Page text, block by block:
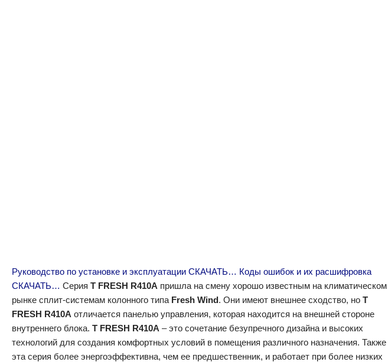
Руководство по установке и эксплуатации СКАЧАТЬ… Коды ошибок и их расшифровка
СКАЧАТЬ… Серия T FRESH R410A пришла на смену хорошо известным на климатическом
рынке сплит-системам колонного типа Fresh Wind. Они имеют внешнее сходство, но T
FRESH R410A отличается панелью управления, которая находится на внешней стороне
внутреннего блока. T FRESH R410A – это сочетание безупречного дизайна и высоких
технологий для создания комфортных условий в помещения различного назначения. Также
эта серия более энергоэффективна, чем ее предшественник, и работает при более низких